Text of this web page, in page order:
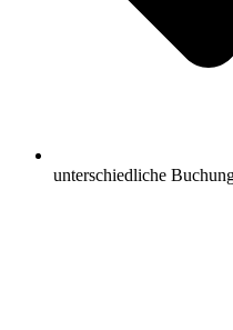
unterschiedliche